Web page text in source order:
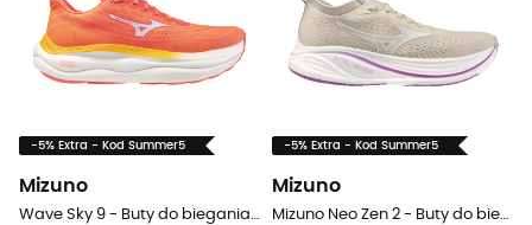
-5% Extra - Kod Summer5
Mizuno
Wave Sky 9 - Buty do biegania damskie
-5% Extra - Kod Summer5
Mizuno
Mizuno Neo Zen 2 - Buty do biegania damskie